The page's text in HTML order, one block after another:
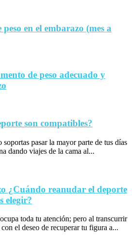
en el embarazo (mes a
de peso adecuado y
son compatibles?
soportas pasar la mayor parte de tus días
dando viajes de la cama al...
¿Cuándo reanudar el deporte
elegir?
toda tu atención; pero al transcurrir
el deseo de recuperar tu figura a...